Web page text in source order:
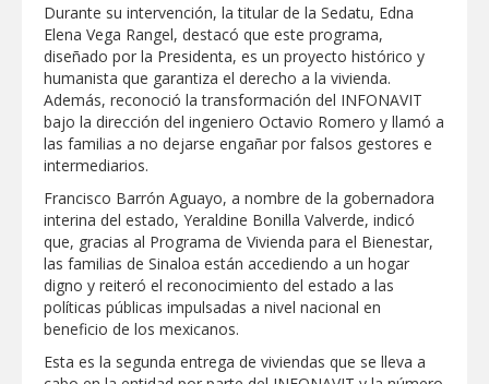
Durante su intervención, la titular de la Sedatu, Edna
Elena Vega Rangel, destacó que este programa,
diseñado por la Presidenta, es un proyecto histórico y
humanista que garantiza el derecho a la vivienda.
Además, reconoció la transformación del INFONAVIT
bajo la dirección del ingeniero Octavio Romero y llamó a
las familias a no dejarse engañar por falsos gestores e
intermediarios.
Francisco Barrón Aguayo, a nombre de la gobernadora
interina del estado, Yeraldine Bonilla Valverde, indicó
que, gracias al Programa de Vivienda para el Bienestar,
las familias de Sinaloa están accediendo a un hogar
digno y reiteró el reconocimiento del estado a las
políticas públicas impulsadas a nivel nacional en
beneficio de los mexicanos.
Esta es la segunda entrega de viviendas que se lleva a